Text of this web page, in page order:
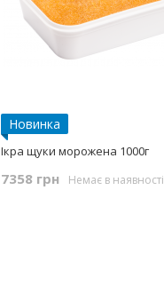
Новинка
Ікра щуки морожена 1000г
7358 грн Немає в наявності